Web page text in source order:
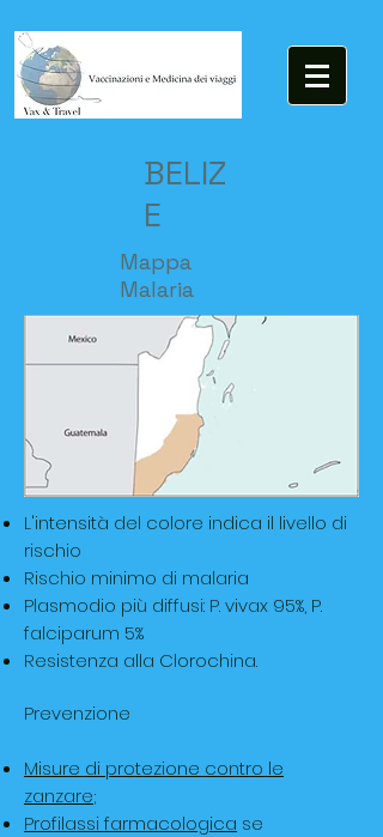
BELIZ
E
Mappa
Malaria
L'intensità del colore indica il livello di
rischio
Rischio minimo di malaria
Plasmodio più diffusi: P. vivax 95%, P.
falciparum 5%
Resistenza alla Clorochina.
Prevenzione
Misure di protezione contro le
zanzare;
Profilassi farmacologica se